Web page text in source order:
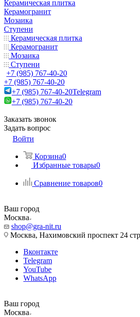
Керамическая плитка
Керамогранит
Мозаика
Ступени
Керамическая плитка
Керамогранит
Мозаика
Ступени
+7 (985) 767-40-20
+7 (985) 767-40-20
+7 (985) 767-40-20Telegram
+7 (985) 767-40-20
Заказать звонок
Задать вопрос
Войти
Корзина0
Избранные товары0
Сравнение товаров0
Ваш город
Москва
shop@gra-nit.ru
Москва, Нахимовский проспект 24
Вконтакте
Telegram
YouTube
WhatsApp
Ваш город
Москва